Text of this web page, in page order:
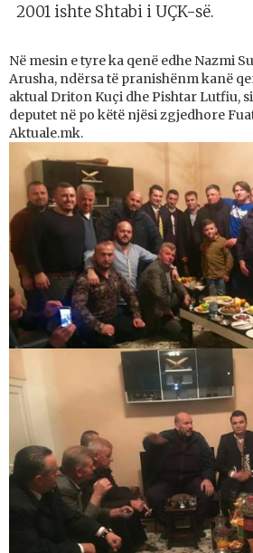
2001 ishte Shtabi i UÇK-së.
Në mesin e tyre ka qenë edhe Nazmi
Arusha, ndërsa të pranishënm kanë
aktual Driton Kuçi dhe Pishtar Lutfiu,
deputet në po këtë njësi zgjedhore
Aktuale.mk.